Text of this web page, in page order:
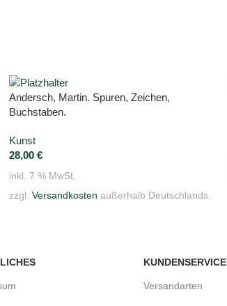
Andersch, Martin. Spuren, Zeichen,
Buchstaben.
Kunst
28,00 €
inkl. 7 % MwSt.
zzgl. Versandkosten außerhalb Deutschlands.
KUNDENSERVICE
Versandarten